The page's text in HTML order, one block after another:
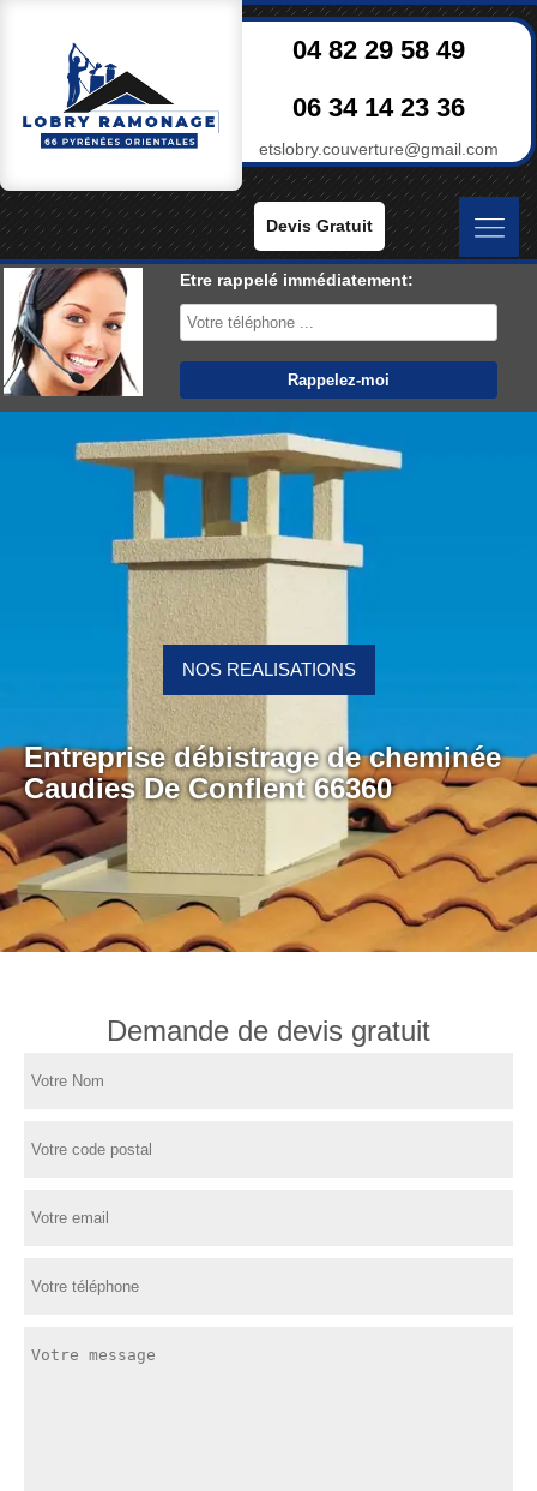
04 82 29 58 49
06 34 14 23 36
etslobry.couverture@gmail.com
Devis Gratuit
Etre rappelé immédiatement:
Entreprise débistrage de cheminée
Caudies De Conflent 66360
NOS REALISATIONS
Demande de devis gratuit